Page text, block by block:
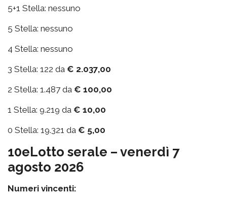
5+1 Stella: nessuno
5 Stella: nessuno
4 Stella: nessuno
3 Stella: 122 da € 2.037,00
2 Stella: 1.487 da € 100,00
1 Stella: 9.219 da € 10,00
0 Stella: 19.321 da € 5,00
10eLotto serale – venerdì 7
agosto 2026
Numeri vincenti: